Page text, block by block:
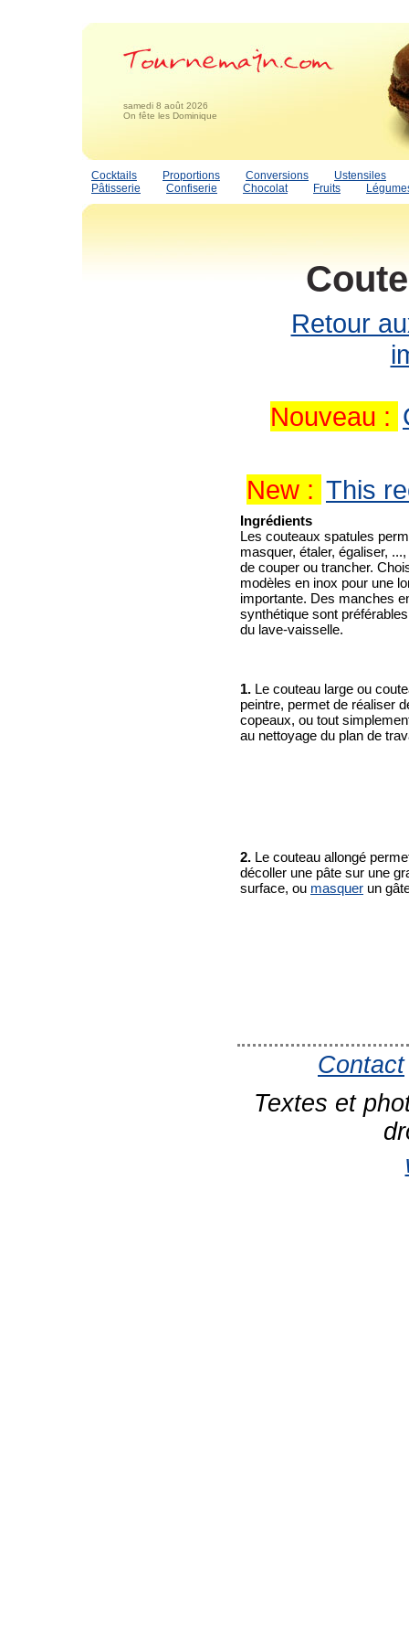
samedi 8 août 2026
On fête les Dominique
Cocktails Proportions Conversions
Ustensiles
Pâtisserie
Confiserie Chocolat Fruits
Retour
Nouveau :
New : This
Ingrédients
Les couteaux spatules
masquer, étaler, égaliser,
de couper ou trancher.
modèles en inox pour une
importante. Des manches
synthétique sont
du lave-vaisselle.
1. Le couteau large ou
peintre, permet de réaliser
copeaux, ou tout
au nettoyage du plan de
2. Le couteau allongé
décoller une pâte sur une
surface, ou masquer un
Contact
Textes et